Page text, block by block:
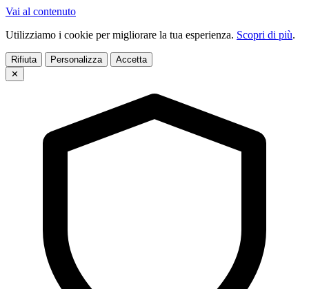
Vai al contenuto
Utilizziamo i cookie per migliorare la tua esperienza. Scopri di più.
Rifiuta Personalizza
Accetta
✕